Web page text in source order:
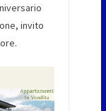
invito